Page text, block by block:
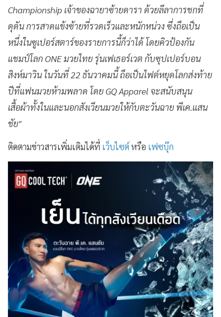
Championship เจ้าของฉายาซ้ายดารา ด้วยลีลาการชกที่
ดุดัน การสาดแข้งซ้ายที่รวดเร็วและหนักหน่วง ซึ่งถือเป็น
หนึ่งในซูเปอร์สตาร์ของรายการนี้ก็ว่าได้ โดยคิวป้องกัน
แชมป์โลก ONE มวยไทย รุ่นเฟเธอร์เวต กับซุปเปอร์บอน
สิงห์มาวิน ในวันที่ 22 ธันวาคมนี้ ถือเป็นไฟต์หยุดโลกส่งท้าย
ปีที่แฟนมวยห้ามพลาด โดย GQ Apparel จะสนับสนุน
เสื้อผ้าทั้งในและนอกสังเวียนมวยให้กับตะวันฉาย พีเค.แสน
ชัย"
ติดตามข่าวสารเพิ่มเติมได้ที่ เว็บไซต์ หรือ เฟซบุ๊ก